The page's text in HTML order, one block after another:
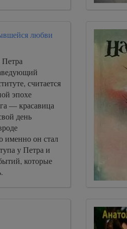
любви
считается
эпохе
— красавица
день
именно он стал
у Петра и
которые